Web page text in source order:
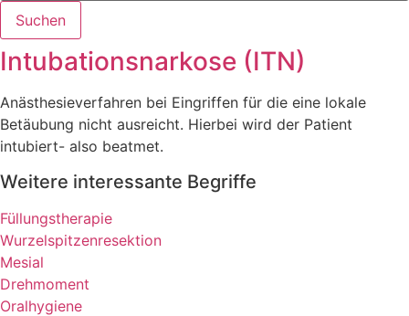
Suchen
Intubationsnarkose (ITN)
Anästhesieverfahren bei Eingriffen für die eine lokale
Betäubung nicht ausreicht. Hierbei wird der Patient
intubiert- also beatmet.
Weitere interessante Begriffe
Füllungstherapie
Wurzelspitzenresektion
Mesial
Drehmoment
Oralhygiene